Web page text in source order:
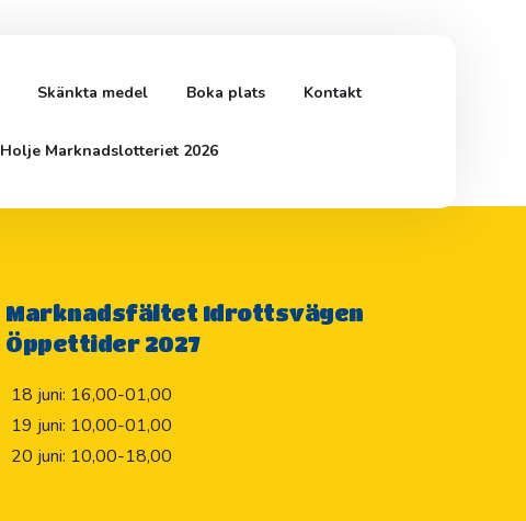
Skänkta medel Boka plats Kontakt
Holje Marknadslotteriet 2026
Marknadsfältet Idrottsvägen
Öppettider 2027
18 juni: 16,00-01,00
19 juni: 10,00-01,00
20 juni: 10,00-18,00